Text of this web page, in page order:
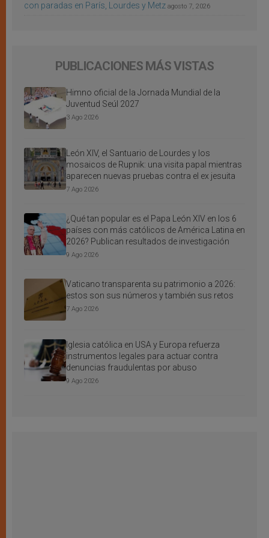
con paradas en París, Lourdes y Metz agosto 7, 2026
PUBLICACIONES MÁS VISTAS
Himno oficial de la Jornada Mundial de la
Juventud Seúl 2027
3 Ago 2026
León XIV, el Santuario de Lourdes y los
mosaicos de Rupnik: una visita papal mientras
aparecen nuevas pruebas contra el ex jesuita
7 Ago 2026
¿Qué tan popular es el Papa León XIV en los 6
países con más católicos de América Latina en
2026? Publican resultados de investigación
9 Ago 2026
Vaticano transparenta su patrimonio a 2026:
estos son sus números y también sus retos
7 Ago 2026
Iglesia católica en USA y Europa refuerza
instrumentos legales para actuar contra
denuncias fraudulentas por abuso
9 Ago 2026